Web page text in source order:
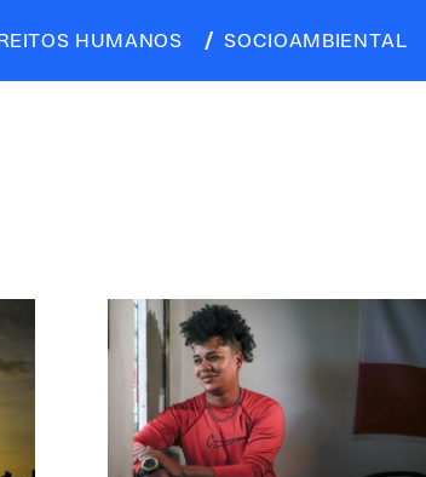
HUMANOS SOCIOAMBIENTAL